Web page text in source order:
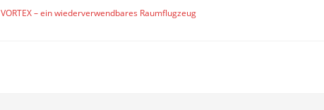
VORTEX – ein wiederverwendbares Raumflugzeug